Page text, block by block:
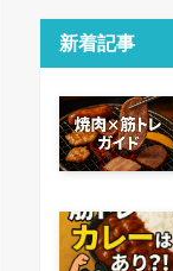
新着記事